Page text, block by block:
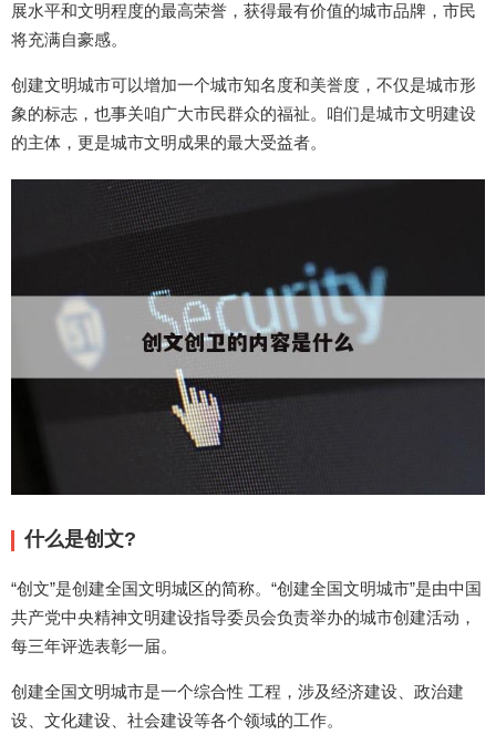
展水平和文明程度的最高荣誉，获得最有价值的城市品牌，市民
将充满自豪感。
创建文明城市可以增加一个城市知名度和美誉度，不仅是城市形
象的标志，也事关咱广大市民群众的福祉。咱们是城市文明建设
的主体，更是城市文明成果的最大受益者。
什么是创文?
“创文”是创建全国文明城区的简称。“创建全国文明城市”是由中国
共产党中央精神文明建设指导委员会负责举办的城市创建活动，
每三年评选表彰一届。
创建全国文明城市是一个综合性 工程，涉及经济建设、政治建
设、文化建设、社会建设等各个领域的工作。